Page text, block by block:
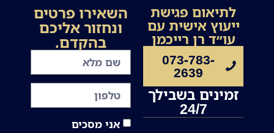
לתיאום פגישת
ייעוץ אישית עם
עו״ד רן רייכמן
073-783-
2639
זמינים בשבילך
24/7
השאירו פרטים
ונחזור אליכם
בהקדם.
אני מסכים